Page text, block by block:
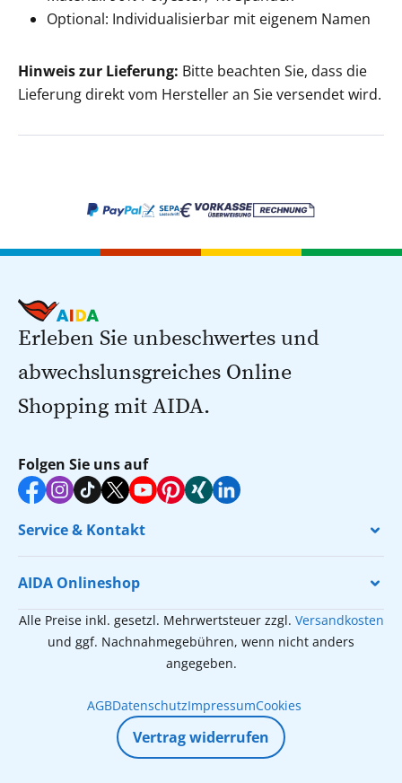
Optional: Individualisierbar mit eigenem Namen
Hinweis zur Lieferung: Bitte beachten Sie, dass die
Lieferung direkt vom Hersteller an Sie versendet wird.
Erleben Sie unbeschwertes und
abwechslunsgreiches Online
Shopping mit AIDA.
Folgen Sie uns auf
Service & Kontakt
AIDA Onlineshop
Alle Preise inkl. gesetzl. Mehrwertsteuer zzgl. Versandkosten
und ggf. Nachnahmegebühren, wenn nicht anders
angegeben.
AGBDatenschutzImpressumCookies
Vertrag widerrufen